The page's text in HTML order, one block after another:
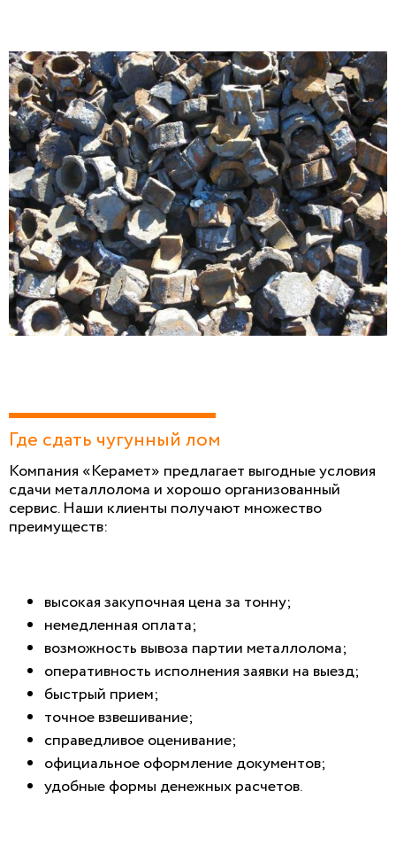
Где сдать чугунный лом
Компания «Керамет» предлагает выгодные условия
сдачи металлолома и хорошо организованный
сервис. Наши клиенты получают множество
преимуществ:
высокая закупочная цена за тонну;
немедленная оплата;
возможность вывоза партии металлолома;
оперативность исполнения заявки на выезд;
быстрый прием;
точное взвешивание;
справедливое оценивание;
официальное оформление документов;
удобные формы денежных расчетов.